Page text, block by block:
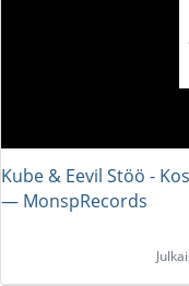
Kube & Eevil Stöö -
― MonspRecords